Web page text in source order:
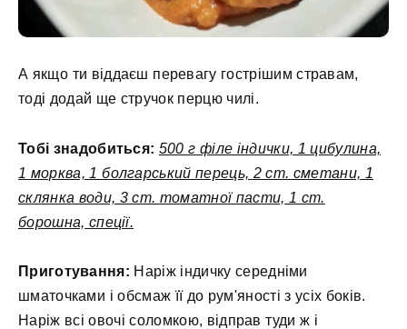
А якщо ти віддаєш перевагу гострішим стравам,
тоді додай ще стручок перцю чилі.
Тобі знадобиться: 500 г філе індички, 1 цибулина,
1 морква, 1 болгарський перець, 2 ст. сметани, 1
склянка води, 3 ст. томатної пасти, 1 ст.
борошна, спеції.
Приготування: Наріж індичку середніми
шматочками і обсмаж її до рум'яності з усіх боків.
Наріж всі овочі соломкою, відправ туди ж і